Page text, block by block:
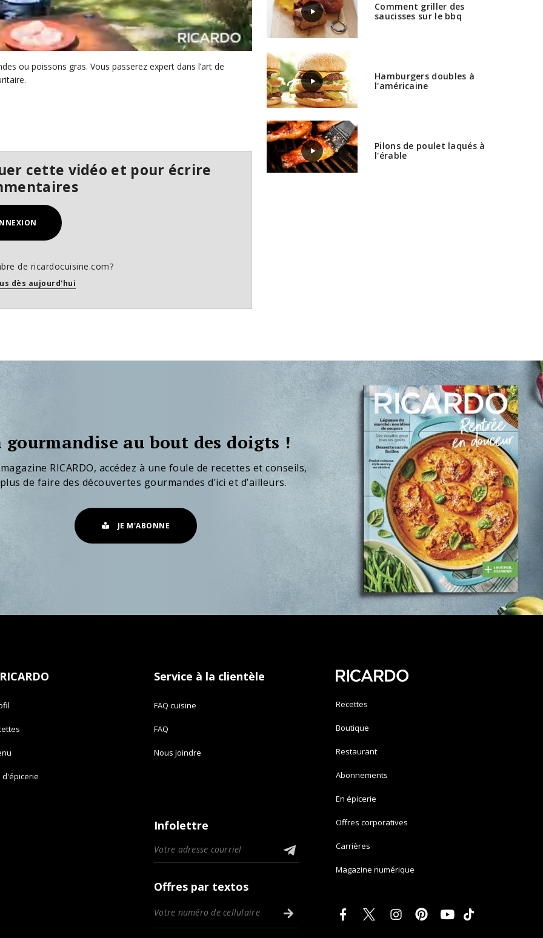
ou poissons gras. Vous passerez expert dans l’art de
cette vidéo et pour écrire
de ricardocuisine.com?
dès aujourd'hui
Comment griller des
saucisses sur le bbq
Hamburgers doubles à
l'américaine
Pilons de poulet laqués à
l'érable
gourmandise au bout des doigts !
RICARDO, accédez à une foule de recettes et conseils,
de faire des découvertes gourmandes d’ici et d’ailleurs.
JE M'ABONNE
d'épicerie
Service à la clientèle
FAQ cuisine
FAQ
Nous joindre
Infolettre
Offres par textos
Recettes
Boutique
Restaurant
Abonnements
En épicerie
Offres corporatives
Carrières
Magazine numérique